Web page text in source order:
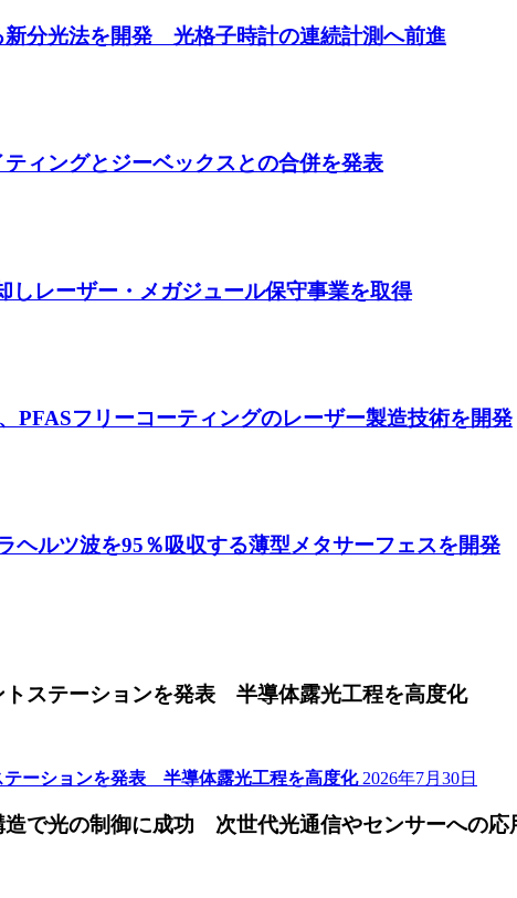
新分光法を開発 光格子時計の連続計測へ前進
ィングとジーベックスとの合併を発表
レーザー・メガジュール保守事業を取得
PFASフリーコーティングのレーザー製造技術を開発
ヘルツ波を95％吸収する薄型メタサーフェスを開発
トステーションを発表 半導体露光工程を高度化
テーションを発表 半導体露光工程を高度化 2026年7月30日
造で光の制御に成功 次世代光通信やセンサーへの応